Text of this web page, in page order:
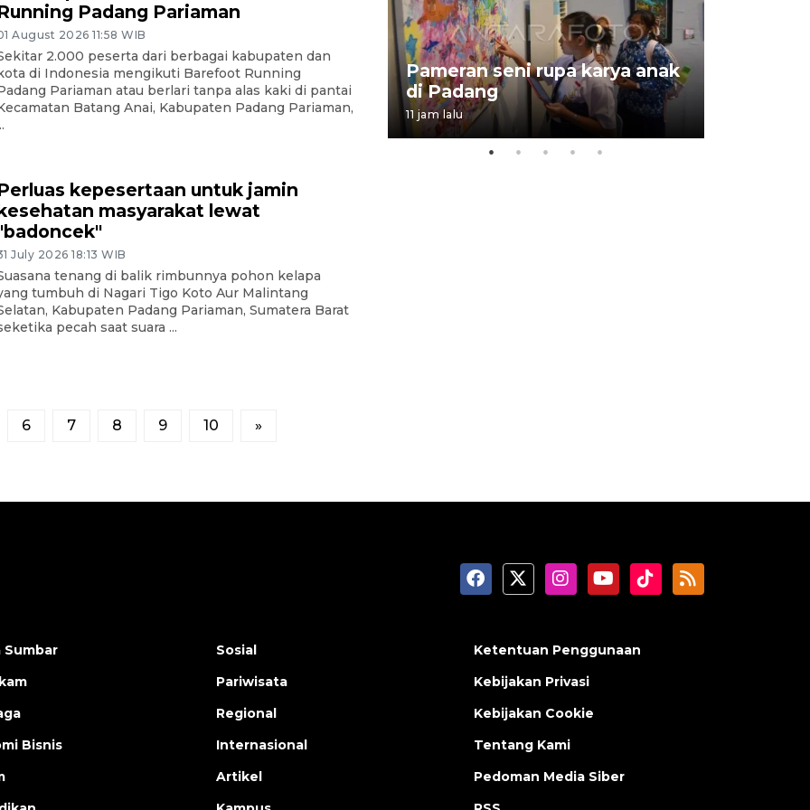
Padang Pariaman
August 2026 11:58 WIB
2.000 peserta dari berbagai kabupaten dan
di Indonesia mengikuti Barefoot Running
Pariaman atau berlari tanpa alas kaki di pantai
Batang Anai, Kabupaten Padang Pariaman,
kepesertaan untuk jamin
masyarakat lewat
July 2026 18:13 WIB
tenang di balik rimbunnya pohon kelapa
tumbuh di Nagari Tigo Koto Aur Malintang
Kabupaten Padang Pariaman, Sumatera Barat
pecah saat suara ...
6 7 8 9 10 »
Penyelesaian pembentukan
Kopdes Merah Putih di
Sumbar
05 August 2026 10:33 WIB
Pameran seni rupa karya anak
di Padang
11 jam lalu
Bisnis
Sosial
Pariwisata
Regional
Internasional
Artikel
Ketentuan Penggunaan
Kebijakan Privasi
Kebijakan Cookie
Tentang Kami
Pedoman Media Siber